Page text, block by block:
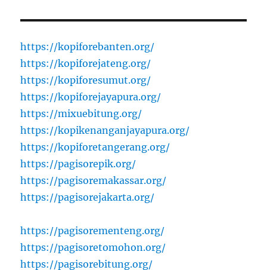
https://kopiforebanten.org/
https://kopiforejateng.org/
https://kopiforesumut.org/
https://kopiforejayapura.org/
https://mixuebitung.org/
https://kopikenanganjayapura.org/
https://kopiforetangerang.org/
https://pagisorepik.org/
https://pagisoremakassar.org/
https://pagisorejakarta.org/
https://pagisorementeng.org/
https://pagisoretomohon.org/
https://pagisorebitung.org/